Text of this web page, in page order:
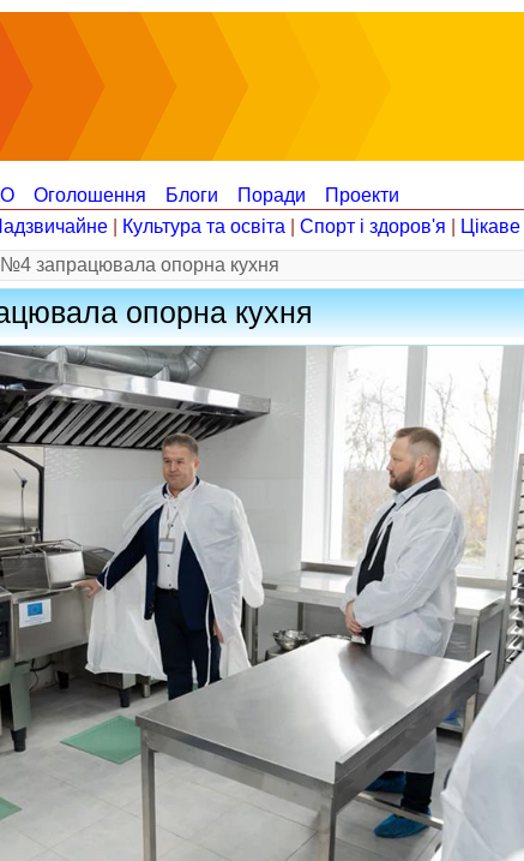
Оголошення Блоги Поради
Проекти
Культура та освіта Спорт і здоров'я Цікаве
№4 запрацювала опорна кухня
опорна кухня